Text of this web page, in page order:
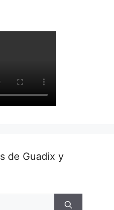
de Guadix y